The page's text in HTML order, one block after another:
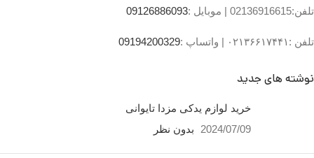
،مجتمع تجاری سپهر،طبقه
ساعت کار فروشگاه روزهای
۰۹۱۲۶۸۸۶۰۹۳ واتساپ
تلفن:02136916615 | موبایل :09126886093
تلفن :۰۲۱۳۶۶۱۷۴۴۱ | واتساپ :09194200329
نوشته های جدید
خرید لوازم یدکی مزدا تایوانی
2024/07/09 بدون نظر